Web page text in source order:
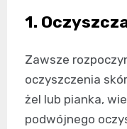
1.
Zawsze
oczyszczenia
żel lub pianka,
podwójnego